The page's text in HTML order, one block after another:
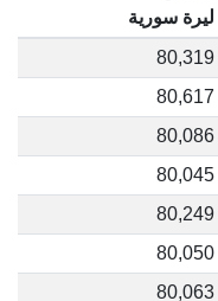
ليرة سورية
80,319
80,617
80,086
80,045
80,249
80,050
80,063